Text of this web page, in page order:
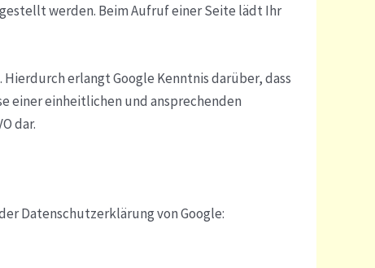
werden. Beim Aufruf einer Seite lädt Ihr
erlangt Google Kenntnis darüber, dass
einer einheitlichen und ansprechenden
dar.
Datenschutzerklärung von Google: